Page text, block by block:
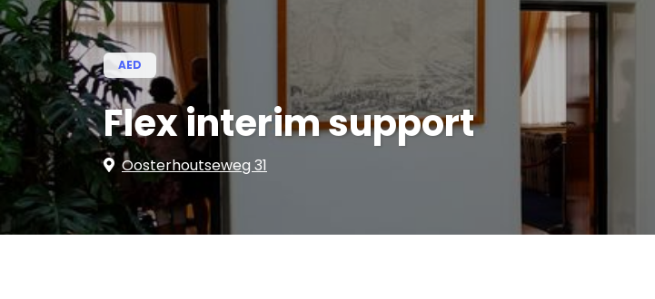
AED
Flex interim support
Oosterhoutseweg 31